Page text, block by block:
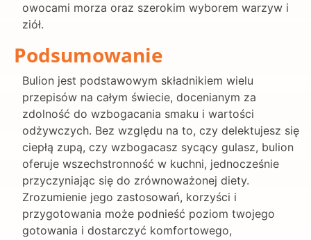
owocami morza oraz szerokim wyborem warzyw i
ziół.
Podsumowanie
Bulion jest podstawowym składnikiem wielu
przepisów na całym świecie, docenianym za
zdolność do wzbogacania smaku i wartości
odżywczych. Bez względu na to, czy delektujesz się
ciepłą zupą, czy wzbogacasz sycący gulasz, bulion
oferuje wszechstronność w kuchni, jednocześnie
przyczyniając się do zrównoważonej diety.
Zrozumienie jego zastosowań, korzyści i
przygotowania może podnieść poziom twojego
gotowania i dostarczyć komfortowego,